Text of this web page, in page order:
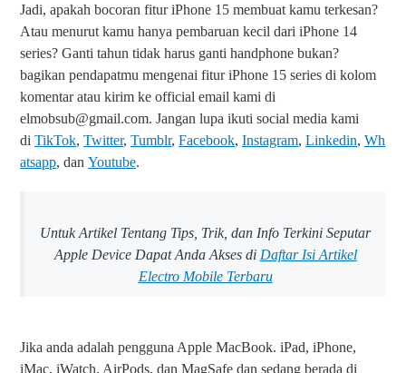
Jadi, apakah bocoran fitur iPhone 15 membuat kamu terkesan?
Atau menurut kamu hanya pembaruan kecil dari iPhone 14
series? Ganti tahun tidak harus ganti handphone bukan?
bagikan pendapatmu mengenai fitur iPhone 15 series di kolom
komentar atau kirim ke official email kami di
elmobsub@gmail.com. Jangan lupa ikuti social media kami
di TikTok, Twitter, Tumblr, Facebook, Instagram, Linkedin, Wh
atsapp, dan Youtube.
Untuk Artikel Tentang Tips, Trik, dan Info Terkini Seputar
Apple Device Dapat Anda Akses di Daftar Isi Artikel
Electro Mobile Terbaru
Jika anda adalah pengguna Apple MacBook. iPad, iPhone,
iMac, iWatch, AirPods, dan MagSafe dan sedang berada di